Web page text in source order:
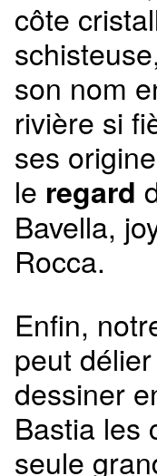
côte
son nom
rivière si
ses
le regard
Bavella,
Rocca.
Enfin,
peut
dessiner
Bastia les
seule